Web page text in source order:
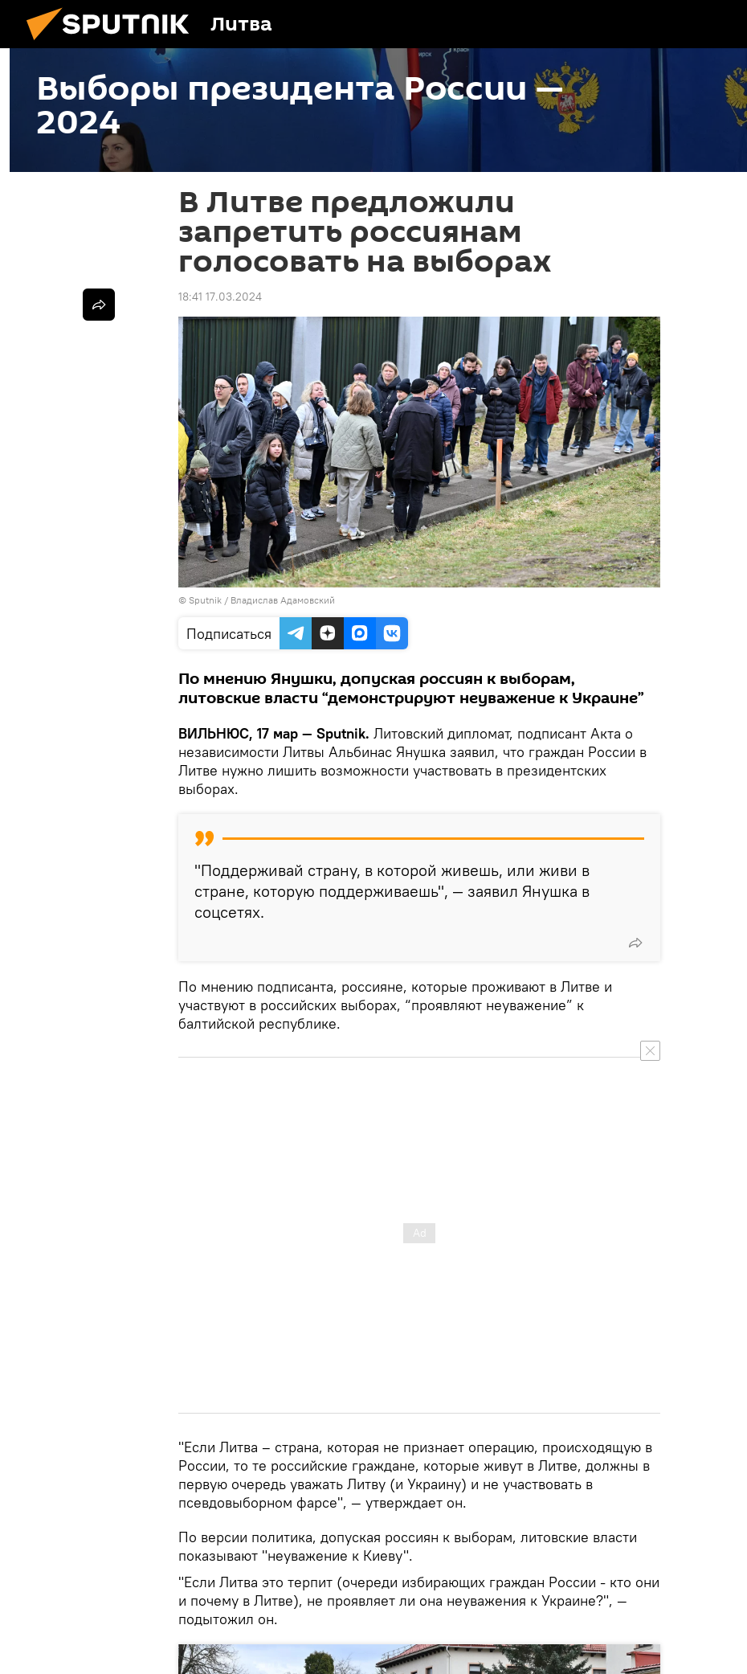
Литва
Выборы президента России —
2024
В Литве предложили
запретить россиянам
голосовать на выборах
18:41 17.03.2024
© Sputnik / Владислав Адамовский
Подписаться
По мнению Янушки, допуская россиян к выборам,
литовские власти “демонстрируют неуважение к Украине”
ВИЛЬНЮС, 17 мар — Sputnik. Литовский дипломат, подписант Акта о
независимости Литвы Альбинас Янушка заявил, что граждан России в
Литве нужно лишить возможности участвовать в президентских
выборах.
"Поддерживай страну, в которой живешь, или живи в
стране, которую поддерживаешь", — заявил Янушка в
соцсетях.
По мнению подписанта, россияне, которые проживают в Литве и
участвуют в российских выборах, “проявляют неуважение” к
балтийской республике.
"Если Литва – страна, которая не признает операцию, происходящую в
России, то те российские граждане, которые живут в Литве, должны в
первую очередь уважать Литву (и Украину) и не участвовать в
псевдовыборном фарсе", — утверждает он.
По версии политика, допуская россиян к выборам, литовские власти
показывают "неуважение к Киеву".
"Если Литва это терпит (очереди избирающих граждан России - кто они
и почему в Литве), не проявляет ли она неуважения к Украине?", —
подытожил он.